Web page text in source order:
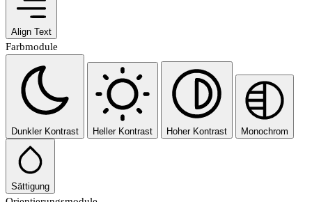
Align Text
Farbmodule
Dunkler Kontrast Heller Kontrast Hoher Kontrast Monochrom
Sättigung